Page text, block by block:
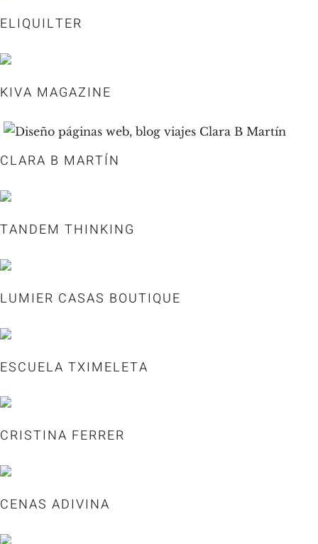
ELIQUILTER
KIVA MAGAZINE
CLARA B MARTÍN
TANDEM THINKING
LUMIER CASAS BOUTIQUE
ESCUELA TXIMELETA
CRISTINA FERRER
CENAS ADIVINA